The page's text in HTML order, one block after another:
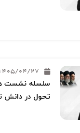
04/27
سلسله نشست
تحول در دانش